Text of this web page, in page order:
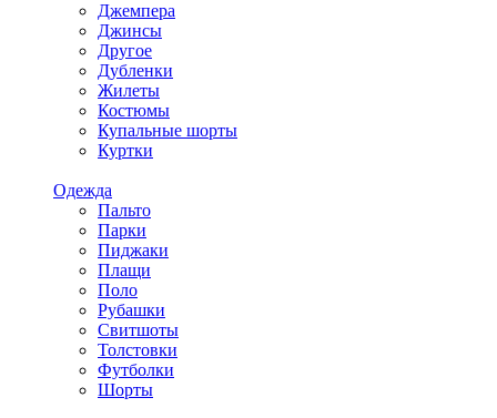
Джемпера
Джинсы
Другое
Дубленки
Жилеты
Костюмы
Купальные шорты
Куртки
Одежда
Пальто
Парки
Пиджаки
Плащи
Поло
Рубашки
Свитшоты
Толстовки
Футболки
Шорты